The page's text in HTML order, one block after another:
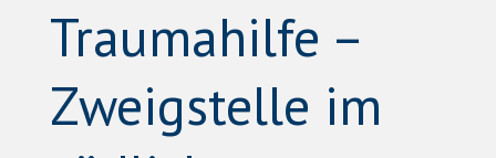
Traumahilfe –
Zweigstelle im